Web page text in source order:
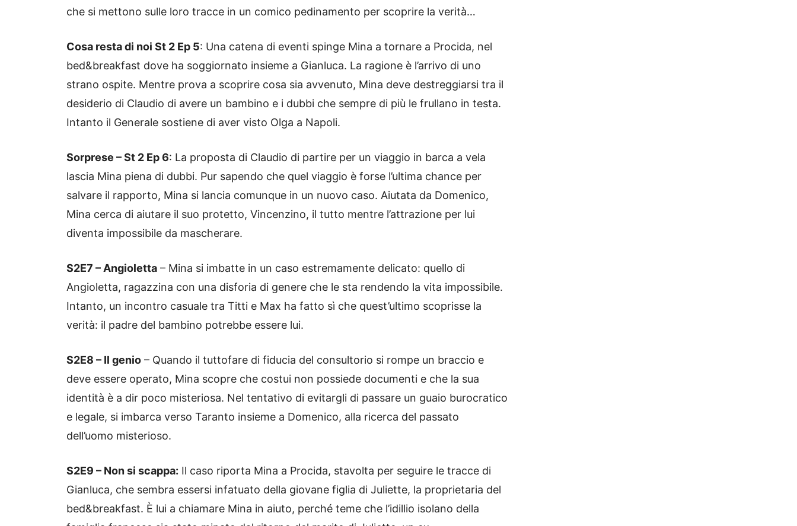
che si mettono sulle loro tracce in un comico pedinamento per scoprire la verità…
Cosa resta di noi St 2 Ep 5: Una catena di eventi spinge Mina a tornare a Procida, nel
bed&breakfast dove ha soggiornato insieme a Gianluca. La ragione è l’arrivo di uno
strano ospite. Mentre prova a scoprire cosa sia avvenuto, Mina deve destreggiarsi tra il
desiderio di Claudio di avere un bambino e i dubbi che sempre di più le frullano in testa.
Intanto il Generale sostiene di aver visto Olga a Napoli.
Sorprese – St 2 Ep 6: La proposta di Claudio di partire per un viaggio in barca a vela
lascia Mina piena di dubbi. Pur sapendo che quel viaggio è forse l’ultima chance per
salvare il rapporto, Mina si lancia comunque in un nuovo caso. Aiutata da Domenico,
Mina cerca di aiutare il suo protetto, Vincenzino, il tutto mentre l’attrazione per lui
diventa impossibile da mascherare.
S2E7 – Angioletta – Mina si imbatte in un caso estremamente delicato: quello di
Angioletta, ragazzina con una disforia di genere che le sta rendendo la vita impossibile.
Intanto, un incontro casuale tra Titti e Max ha fatto sì che quest’ultimo scoprisse la
verità: il padre del bambino potrebbe essere lui.
S2E8 – Il genio – Quando il tuttofare di fiducia del consultorio si rompe un braccio e
deve essere operato, Mina scopre che costui non possiede documenti e che la sua
identità è a dir poco misteriosa. Nel tentativo di evitargli di passare un guaio burocratico
e legale, si imbarca verso Taranto insieme a Domenico, alla ricerca del passato
dell’uomo misterioso.
S2E9 – Non si scappa: Il caso riporta Mina a Procida, stavolta per seguire le tracce di
Gianluca, che sembra essersi infatuato della giovane figlia di Juliette, la proprietaria del
bed&breakfast. È lui a chiamare Mina in aiuto, perché teme che l’idillio isolano della